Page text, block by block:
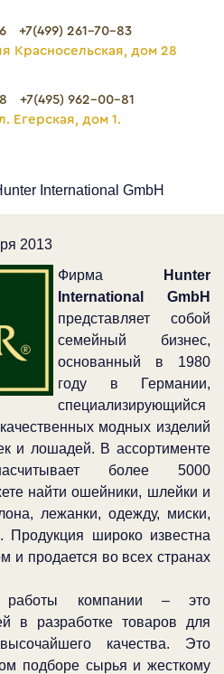
+7(499) 261-70-83
Красносельская, дом 28
+7(495) 962-00-81
Егерская, дом 1.
International GmbH
2013
Фирма
Hunter
International GmbH
представляет собой
семейный бизнес,
основанный в 1980
году в Германии,
специализирующийся
модных изделий
и лошадей. В ассортименте
более 5000
найти ошейники, шлейки и
лежанки, одежду, миски,
Продукция широко известна
и продается во всех странах
работы компании – это
в разработке товаров для
качества. Это
подборе сырья и жесткому